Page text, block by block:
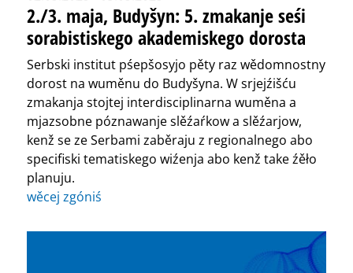
2./3. maja, Budyšyn: 5. zmakanje seśi
sorabistiskego akademiskego dorosta
Serbski institut pśepšosyjo pěty raz wědomnostny
dorost na wuměnu do Budyšyna. W srjejźišću
zmakanja stojtej interdisciplinarna wuměna a
mjazsobne póznawanje slěźaŕkow a slěźarjow,
kenž se ze Serbami zaběraju z regionalnego abo
specifiski tematiskego wiźenja abo kenž take źěło
planuju.
wěcej zgóniś